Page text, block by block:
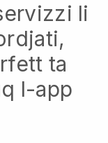
li
ta
l-app